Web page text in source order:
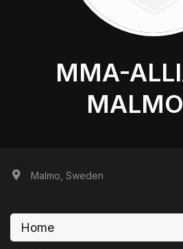
MMA-
Malmo, Sweden
Home